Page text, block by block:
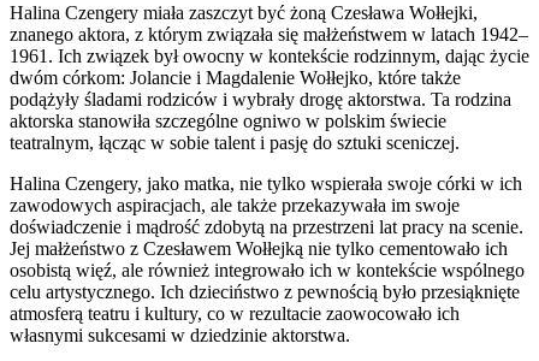
Halina Czengery miała zaszczyt być żoną Czesława Wołłejki,
znanego aktora, z którym związała się małżeństwem w latach 1942–
1961. Ich związek był owocny w kontekście rodzinnym, dając życie
dwóm córkom: Jolancie i Magdalenie Wołłejko, które także
podążyły śladami rodziców i wybrały drogę aktorstwa. Ta rodzina
aktorska stanowiła szczególne ogniwo w polskim świecie
teatralnym, łącząc w sobie talent i pasję do sztuki sceniczej.
Halina Czengery, jako matka, nie tylko wspierała swoje córki w ich
zawodowych aspiracjach, ale także przekazywała im swoje
doświadczenie i mądrość zdobytą na przestrzeni lat pracy na scenie.
Jej małżeństwo z Czesławem Wołłejką nie tylko cementowało ich
osobistą więź, ale również integrowało ich w kontekście wspólnego
celu artystycznego. Ich dzieciństwo z pewnością było przesiąknięte
atmosferą teatru i kultury, co w rezultacie zaowocowało ich
własnymi sukcesami w dziedzinie aktorstwa.